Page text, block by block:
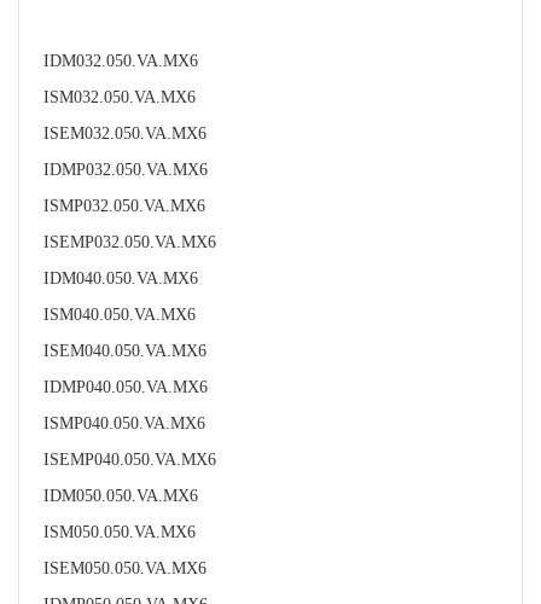
IDM032.050.VA.MX6
ISM032.050.VA.MX6
ISEM032.050.VA.MX6
IDMP032.050.VA.MX6
ISMP032.050.VA.MX6
ISEMP032.050.VA.MX6
IDM040.050.VA.MX6
ISM040.050.VA.MX6
ISEM040.050.VA.MX6
IDMP040.050.VA.MX6
ISMP040.050.VA.MX6
ISEMP040.050.VA.MX6
IDM050.050.VA.MX6
ISM050.050.VA.MX6
ISEM050.050.VA.MX6